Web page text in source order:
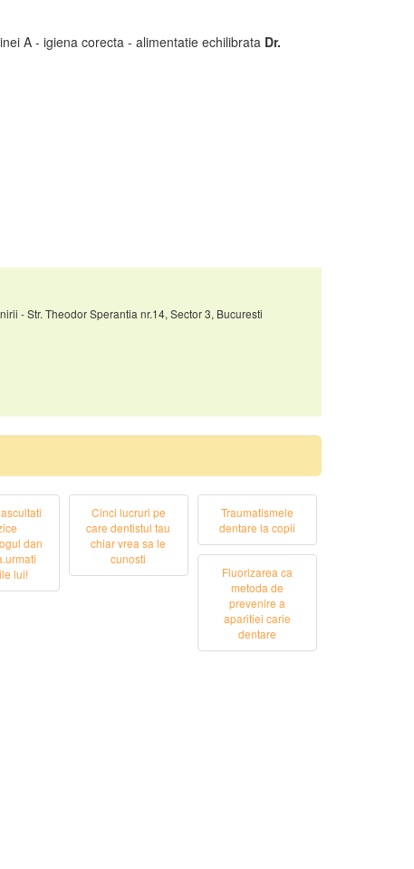
A - igiena corecta - alimentatie echilibrata Dr.
- Str. Theodor Sperantia nr.14, Sector 3, Bucuresti
dan
lui!
Cinci lucruri pe
care dentistul tau
chiar vrea sa le
cunosti
Traumatismele
dentare la copii
Fluorizarea ca
metoda de
prevenire a
aparitiei carie
dentare